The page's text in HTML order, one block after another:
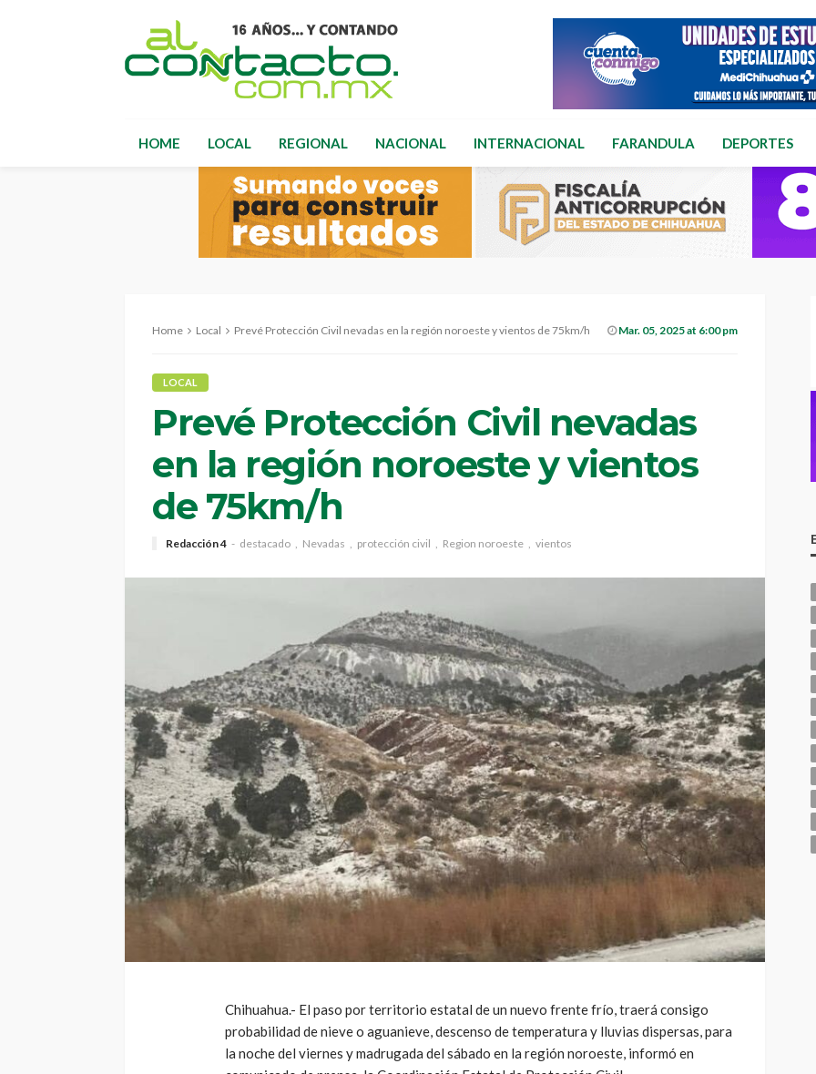
HOME LOCAL REGIONAL NACIONAL INTERNACIONAL FARANDULA DEPORTES
Home Local Prevé Protección Civil nevadas en la región noroeste y vientos de 75km/h Mar. 05, 2025 at 6:00 pm
LOCAL
Prevé Protección Civil nevadas
en la región noroeste y vientos
de 75km/h
Redacción 4 destacado Nevadas protección civil Region noroeste vientos
Chihuahua.- El paso por territorio estatal de un nuevo frente frío, traerá consigo
probabilidad de nieve o aguanieve, descenso de temperatura y lluvias dispersas, para
la noche del viernes y madrugada del sábado en la región noroeste, informó en